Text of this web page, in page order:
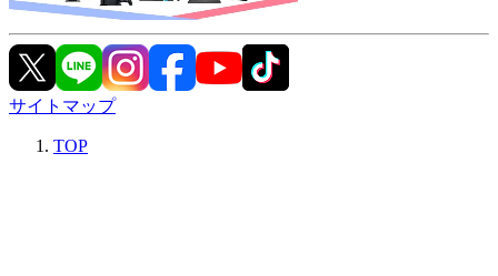
サイトマップ
TOP